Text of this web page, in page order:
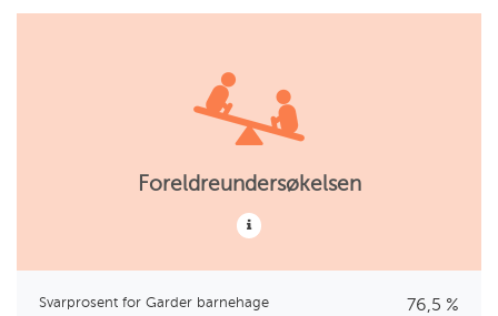
Foreldreundersøkelsen
Svarprosent for Garder barnehage 76,5 %